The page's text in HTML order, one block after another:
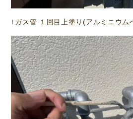
↑ガス管 １回目上塗り(アルミニウム